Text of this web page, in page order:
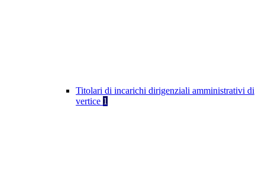
Titolari di incarichi dirigenziali amministrativi di
vertice 1